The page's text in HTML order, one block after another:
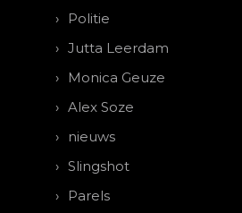
Politie
Jutta Leerdam
Monica Geuze
Alex Soze
nieuws
Slingshot
Parels